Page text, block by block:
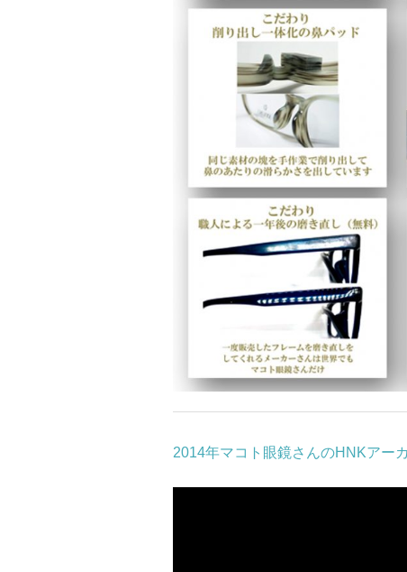
2014年マコト眼鏡さんのHNKアー